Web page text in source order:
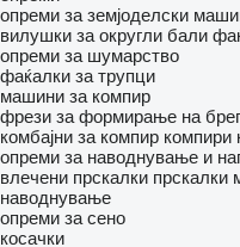
опреми за земјоделски
вилушки за округли бали
опреми за шумарство
фаќалки за трупци
машини за компир
фрези за формирање на
комбајни за компир компири
опреми за наводнување и
влечени прскалки прскалки
наводнување
опреми за сено
косачки